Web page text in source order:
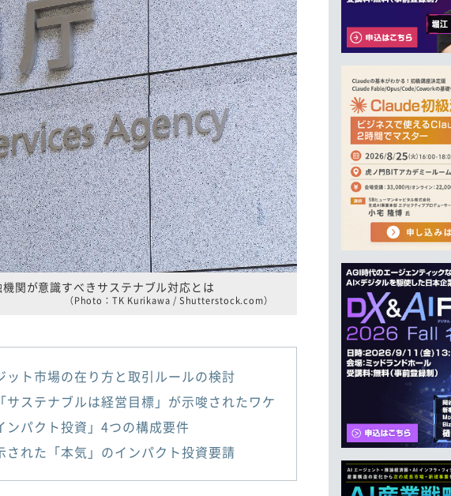
関が意識すべきサステナブル対応とは
（Photo：TK Kurikawa / Shutterstock.com）
ット市場の在り方と取引ルールの検討
サステナブルは経営目標」が示唆されたワケ
ンパクト投資」4つの構成要件
された「本気」のインパクト投資要請